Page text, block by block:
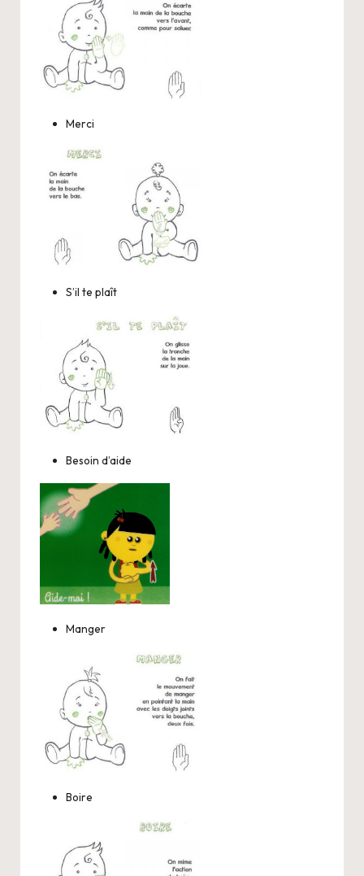
Merci
S’il te plaît
Besoin d’aide
Manger
Boire